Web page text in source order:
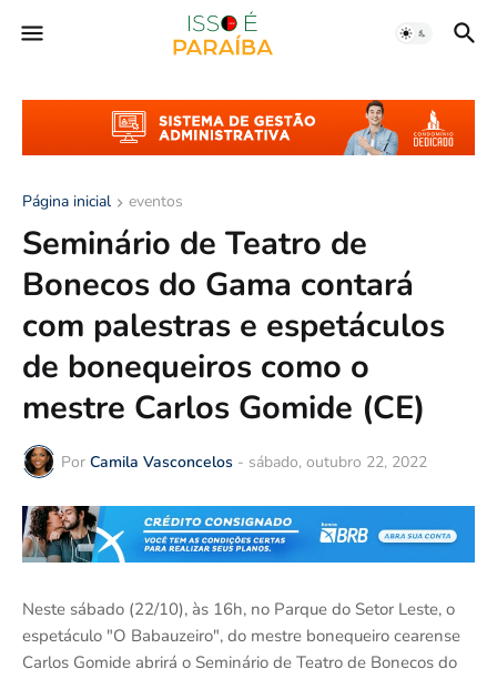
Página inicial eventos
Seminário de Teatro de
Bonecos do Gama contará
com palestras e espetáculos
de bonequeiros como o
mestre Carlos Gomide (CE)
Por Camila Vasconcelos - sábado, outubro 22, 2022
Neste sábado (22/10), às 16h, no Parque do Setor Leste, o
espetáculo "O Babauzeiro", do mestre bonequeiro cearense
Carlos Gomide abrirá o Seminário de Teatro de Bonecos do